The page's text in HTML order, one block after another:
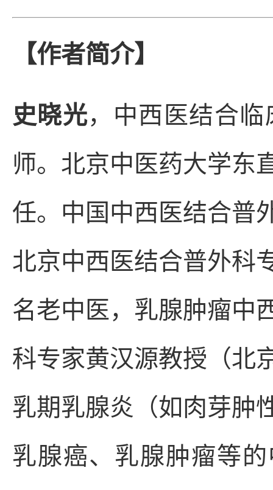
【作者简介】
史晓光，中西医结合
师。北京中医药大学东
任。中国中西医结合普
北京中西医结合普外科
名老中医，乳腺肿瘤中
科专家黄汉源教授（北
乳期乳腺炎（如肉芽肿
乳腺癌、乳腺肿瘤等